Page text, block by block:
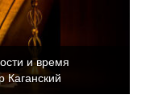
и время
Каганский